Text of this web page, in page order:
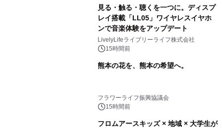
見る・触る・聴くを一つに。ディスプ
レイ搭載「LL05」ワイヤレスイヤホ
ンで音楽体験をアップデート
LivelyLifeライブリーライフ株式会社
15時間前
熊本の花を、熊本の希望へ。
フラワーライフ振興協議会
15時間前
フロムアースキッズ × 地域 × 大学生が